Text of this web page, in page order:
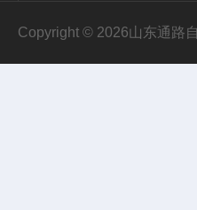
Copyright © 2026山东通路